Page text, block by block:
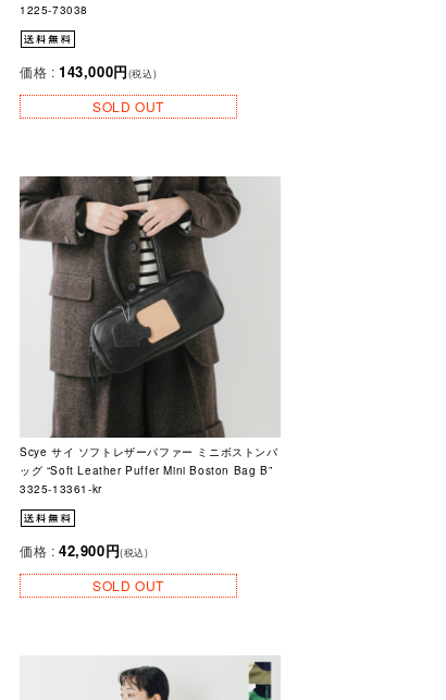
1225-73038
価格 : 143,000円(税込)
SOLD OUT
Scye サイ ソフトレザーパファー ミニボストンバ
ッグ “Soft Leather Puffer Mini Boston Bag B”
3325-13361-kr
価格 : 42,900円(税込)
SOLD OUT